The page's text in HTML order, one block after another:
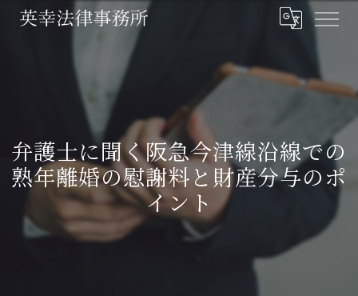
弁護士に聞く阪急今津線沿線での
熟年離婚の慰謝料と財産分与のポ
イント